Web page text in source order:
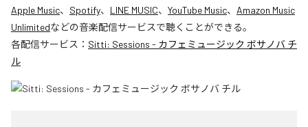
Apple Music、 Spotify、 LINE MUSIC、 YouTube Music、 Amazon Music
Unlimitedなどの音楽配信サービスで聴くことができる。
各配信サービス： Sitti: Sessions - カフェミュージック ボサノバ チ
ル